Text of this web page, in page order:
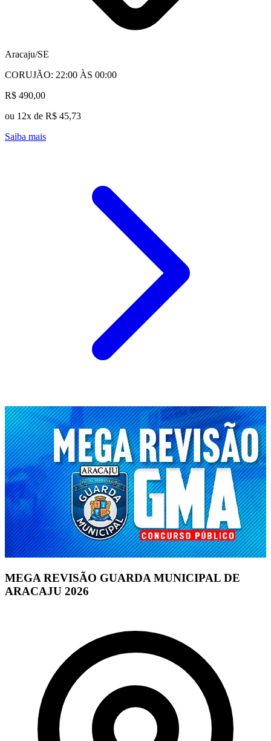
Aracaju/SE
CORUJÃO: 22:00 ÀS 00:00
R$ 490,00
ou 12x de R$ 45,73
Saiba mais
MEGA REVISÃO GUARDA MUNICIPAL DE
ARACAJU 2026